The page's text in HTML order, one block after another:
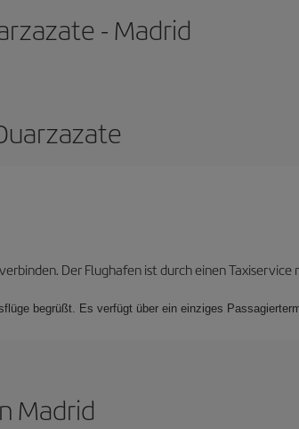
- Madrid
Der Flughafen ist durch einen
begrüßt. Es verfügt über ein einziges
Madrid